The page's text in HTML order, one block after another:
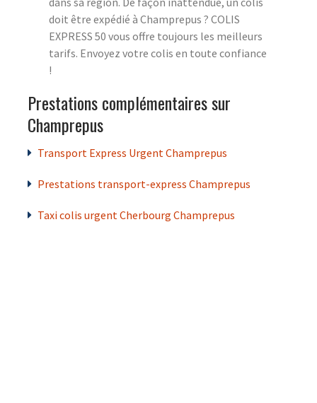
doit être expédié à Champrepus ? COLIS
EXPRESS 50 vous offre toujours les meilleurs
tarifs. Envoyez votre colis en toute confiance
!
Prestations complémentaires sur
Champrepus
Transport Express Urgent Champrepus
Prestations transport-express Champrepus
Taxi colis urgent Cherbourg Champrepus